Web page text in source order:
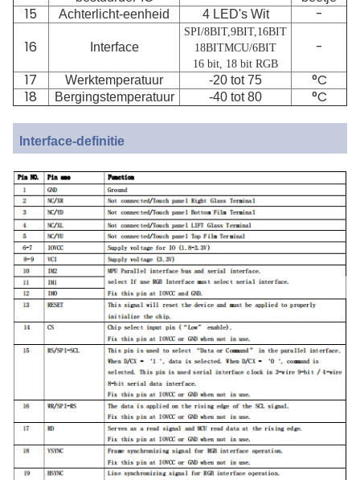
15 Achterlicht-eenheid 4 LED's Wit
-
16
Interface
SPI/8BIT,9BIT,16BIT
18BITMCU/6BIT
16 bit, 18 bit RGB
-
17
Werktemperatuur -20 tot 75
°C
18
Bergingstemperatuur -40 tot 80 °C
Interface-definitie